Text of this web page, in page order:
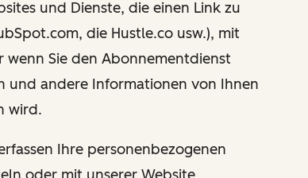
und Dienste, die einen Link zu
die Hustle.co usw.), mit
Sie den Abonnementdienst
und andere Informationen von Ihnen
wird.
Ihre personenbezogenen